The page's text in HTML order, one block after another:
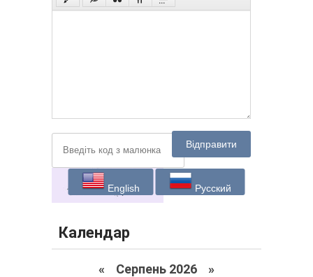
Відправити
English Русский
Календар
« Серпень 2026 »